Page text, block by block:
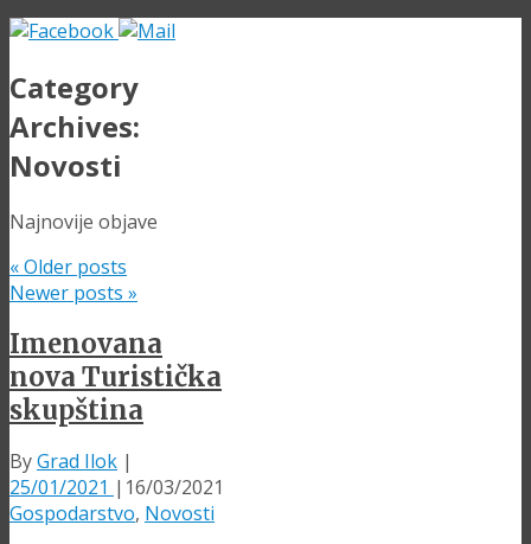
Category
Archives:
Novosti
Najnovije objave
«Older posts
Newer posts »
Imenovana
nova Turistička
skupština
ByGrad Ilok |
25/01/2021 | 16/03/2021
Gospodarstvo, Novosti